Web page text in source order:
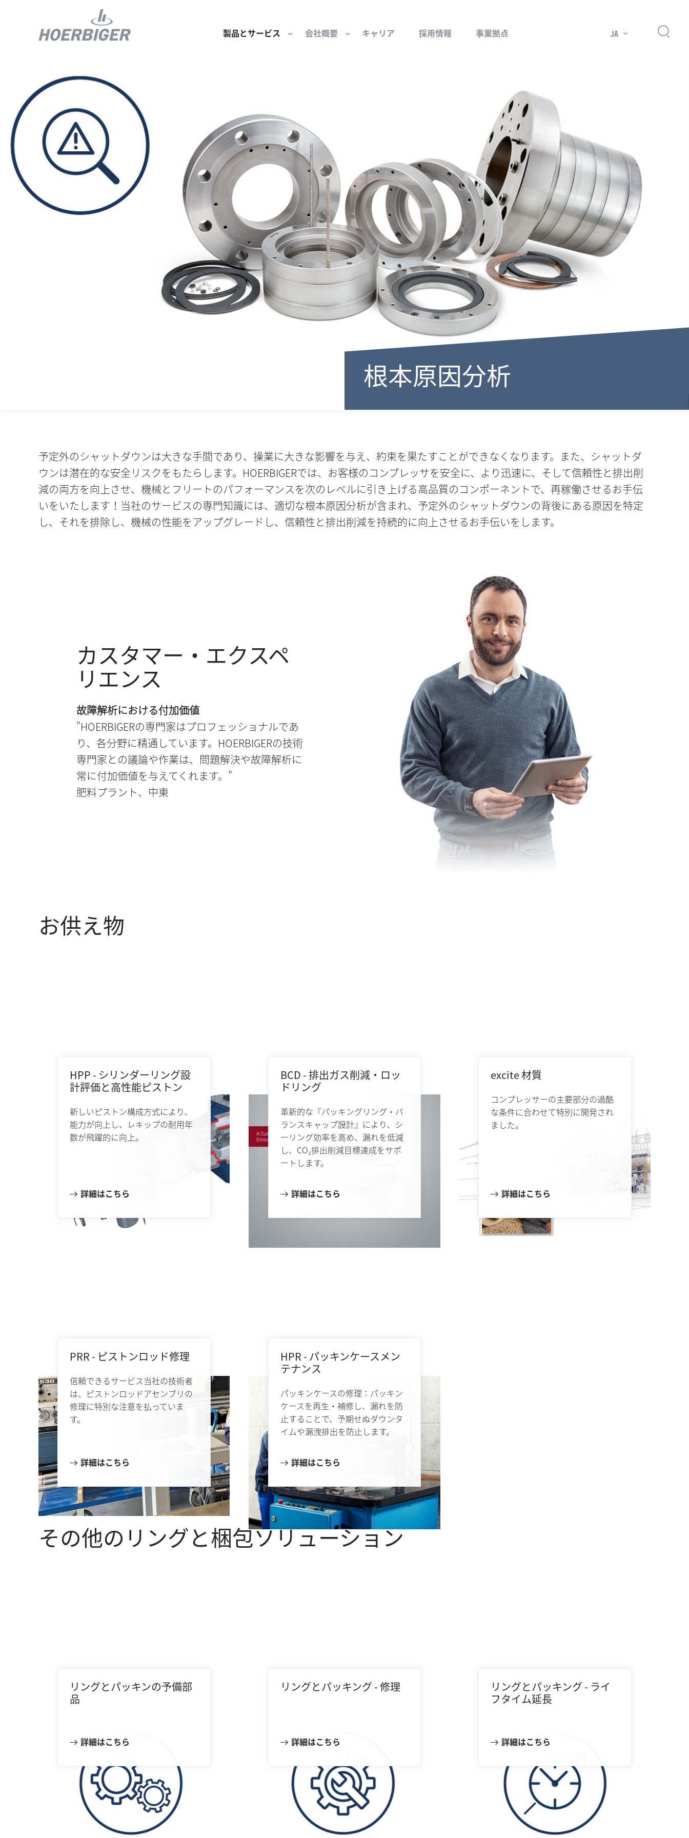
製品とサービス
水素産業向けコンポーネント
フロー＆モーション制御
回転ユニオンとスリップリング
ガスエンジン用部品
空気・産業用コンプレッサー用部品
産業分野・当社の主要市場
会社概要
組織と役員
文化と価値観
サステナビリティ
私たちの原点
キャリア 採用情報 事業拠点 JA
根本原因分析
予定外のシャットダウンは大きな手間であり、操業に大きな影響を与え、約束を果たすことができなくなります。また、シャットダ
ウンは潜在的な安全リスクをもたらします。HOERBIGERでは、お客様のコンプレッサを安全に、より迅速に、そして信頼性と排出削
減の両方を向上させ、機械とフリートのパフォーマンスを次のレベルに引き上げる高品質のコンポーネントで、再稼働させるお手伝
いをいたします！当社のサービスの専門知識には、適切な根本原因分析が含まれ、予定外のシャットダウンの背後にある原因を特定
し、それを排除し、機械の性能をアップグレードし、信頼性と排出削減を持続的に向上させるお手伝いをします。
カスタマー・エクスペ
リエンス
故障解析における付加価値
"HOERBIGERの専門家はプロフェッショナルであ
り、各分野に精通しています。HOERBIGERの技術
専門家との議論や作業は、問題解決や故障解析に
常に付加価値を与えてくれます。"
肥料プラント、中東
お供え物
HPP - シリンダーリング設
計評価と高性能ピストン
新しいピストン構成方式により、
能力が向上し、レキップの耐用年
数が飛躍的に向上。
詳細はこちら
BCD - 排出ガス削減・ロッ
ドリング
革新的な『パッキングリング・バ
ランスキャップ設計』により、シ
ーリング効率を高め、漏れを低減
し、CO₂排出削減目標達成をサポ
ートします。
詳細はこちら
excite 材質
コンプレッサーの主要部分の過酷
な条件に合わせて特別に開発され
ました。
詳細はこちら
PRR - ピストンロッド修理
信頼できるサービス当社の技術者
は、ピストンロッドアセンブリの
修理に特別な注意を払っていま
す。
詳細はこちら
HPR - パッキンケースメン
テナンス
パッキンケースの修理：パッキン
ケースを再生・補修し、漏れを防
止することで、予期せぬダウンタ
イムや漏洩排出を防止します。
詳細はこちら
その他のリングと梱包ソリューション
リングとパッキンの予備部
品
詳細はこちら
リングとパッキング - 修理
詳細はこちら
リングとパッキング - ライ
フタイム延長
詳細はこちら